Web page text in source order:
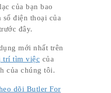
của bạn bao
điện thoại của
đây.
mới nhất trên
trí tìm việc của
của chúng tôi.
dõi Butler For